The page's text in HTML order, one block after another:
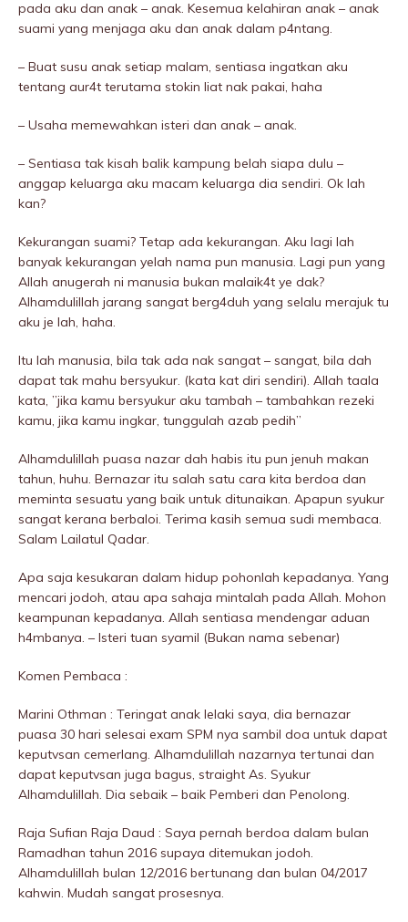
pada aku dan anak – anak. Kesemua kelahiran anak – anak
suami yang menjaga aku dan anak dalam p4ntang.
– Buat susu anak setiap malam, sentiasa ingatkan aku
tentang aur4t terutama stokin liat nak pakai, haha
– Usaha memewahkan isteri dan anak – anak.
– Sentiasa tak kisah balik kampung beIah siapa dulu –
anggap keluarga aku macam keluarga dia sendiri. Ok lah
kan?
Kekurangan suami? Tetap ada kekurangan. Aku lagi lah
banyak kekurangan yelah nama pun manusia. Lagi pun yang
Allah anugerah ni manusia bukan malaik4t ye dak?
Alhamdulillah jarang sangat berg4duh yang selalu merajuk tu
aku je lah, haha.
Itu lah manusia, bila tak ada nak sangat – sangat, bila dah
dapat tak mahu bersyukur. (kata kat diri sendiri). Allah taala
kata, ”jika kamu bersyukur aku tambah – tambahkan rezeki
kamu, jika kamu ingkar, tunggulah azab pedih”
Alhamdulillah puasa nazar dah habis itu pun jenuh makan
tahun, huhu. Bernazar itu salah satu cara kita berdoa dan
meminta sesuatu yang baik untuk ditunaikan. Apapun syukur
sangat kerana berbaloi. Terima kasih semua sudi membaca.
Salam Lailatul Qadar.
Apa saja kesukaran dalam hidup pohonlah kepadanya. Yang
mencari jodoh, atau apa sahaja mintalah pada Allah. Mohon
keampunan kepadanya. Allah sentiasa mendengar aduan
h4mbanya. – Isteri tuan syamil (Bukan nama sebenar)
Komen Pembaca :
Marini Othman : Teringat anak lelaki saya, dia bernazar
puasa 30 hari selesai exam SPM nya sambil doa untuk dapat
keputvsan cemerlang. Alhamdulillah nazarnya tertunai dan
dapat keputvsan juga bagus, straight As. Syukur
Alhamdulillah. Dia sebaik – baik Pemberi dan Penolong.
Raja Sufian Raja Daud : Saya pernah berdoa dalam bulan
Ramadhan tahun 2016 supaya ditemukan jodoh.
Alhamdulillah bulan 12/2016 bertunang dan bulan 04/2017
kahwin. Mudah sangat prosesnya.